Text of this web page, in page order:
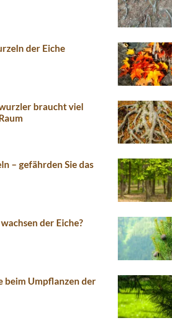
der Eiche
braucht viel
– gefährden Sie das
der Eiche?
beim Umpflanzen der